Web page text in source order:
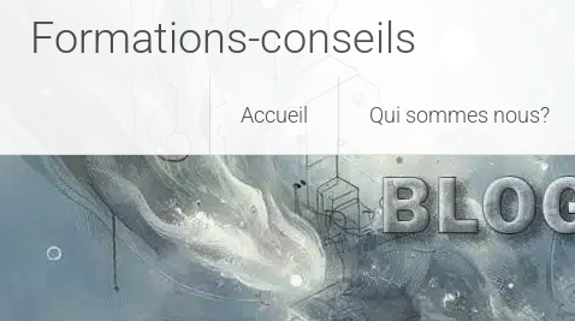
Formations-conseils
Accueil Qui sommes nous?